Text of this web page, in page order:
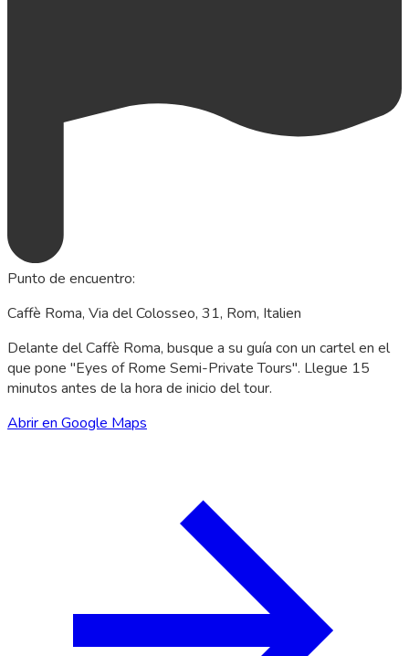
Punto de encuentro:
Caffè Roma, Via del Colosseo, 31, Rom, Italien
Delante del Caffè Roma, busque a su guía con un cartel en el
que pone "Eyes of Rome Semi-Private Tours". Llegue 15
minutos antes de la hora de inicio del tour.
Abrir en Google Maps